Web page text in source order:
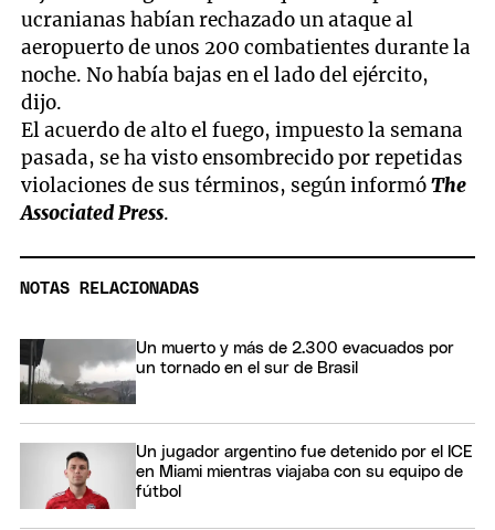
ucranianas habían rechazado un ataque al
aeropuerto de unos 200 combatientes durante la
noche. No había bajas en el lado del ejército,
dijo.
El acuerdo de alto el fuego, impuesto la semana
pasada, se ha visto ensombrecido por repetidas
violaciones de sus términos, según informóThe
Associated Press.
NOTAS RELACIONADAS
Un muerto y más de 2.300 evacuados por
un tornado en el sur de Brasil
Un jugador argentino fue detenido por el ICE
en Miami mientras viajaba con su equipo de
fútbol